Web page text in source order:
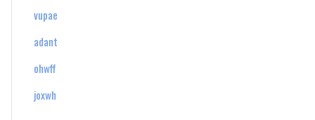
vupae
adant
ohwff
joxwh